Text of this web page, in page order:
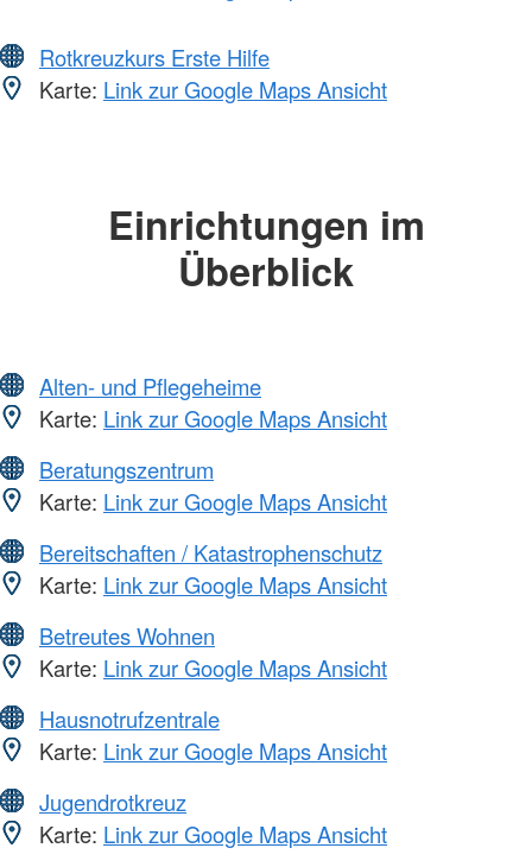
Rotkreuzkurs Erste Hilfe
Karte: Link zur Google Maps Ansicht
Einrichtungen im
Überblick
Alten- und Pflegeheime
Karte: Link zur Google Maps Ansicht
Beratungszentrum
Karte: Link zur Google Maps Ansicht
Bereitschaften / Katastrophenschutz
Karte: Link zur Google Maps Ansicht
Betreutes Wohnen
Karte: Link zur Google Maps Ansicht
Hausnotrufzentrale
Karte: Link zur Google Maps Ansicht
Jugendrotkreuz
Karte: Link zur Google Maps Ansicht